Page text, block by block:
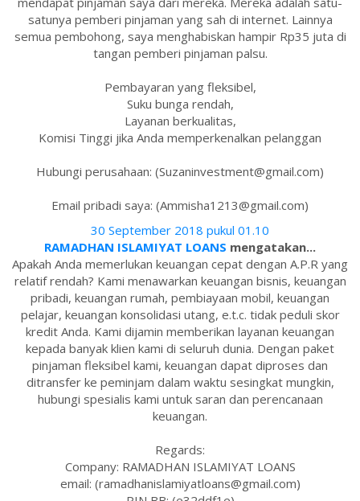
satunya pemberi pinjaman yang sah di internet. Lainnya
semua pembohong, saya menghabiskan hampir Rp35 juta di
tangan pemberi pinjaman palsu.
Pembayaran yang fleksibel,
Suku bunga rendah,
Layanan berkualitas,
Komisi Tinggi jika Anda memperkenalkan pelanggan
Hubungi perusahaan: (Suzaninvestment@gmail.com)
Email pribadi saya: (Ammisha1213@gmail.com)
30 September 2018 pukul 01.10
RAMADHAN ISLAMIYAT LOANS mengatakan...
Apakah Anda memerlukan keuangan cepat dengan A.P.R yang
relatif rendah? Kami menawarkan keuangan bisnis, keuangan
pribadi, keuangan rumah, pembiayaan mobil, keuangan
pelajar, keuangan konsolidasi utang, e.t.c. tidak peduli skor
kredit Anda. Kami dijamin memberikan layanan keuangan
kepada banyak klien kami di seluruh dunia. Dengan paket
pinjaman fleksibel kami, keuangan dapat diproses dan
ditransfer ke peminjam dalam waktu sesingkat mungkin,
hubungi spesialis kami untuk saran dan perencanaan
keuangan.
Regards:
Company: RAMADHAN ISLAMIYAT LOANS
email: (ramadhanislamiyatloans@gmail.com)